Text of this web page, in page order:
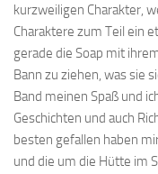
kurzweiligen Charakter,
Charaktere zum Teil ein
gerade die Soap mit
Bann zu ziehen, was sie
Band meinen Spaß und
Geschichten und auch
besten gefallen haben
und die um die Hütte im